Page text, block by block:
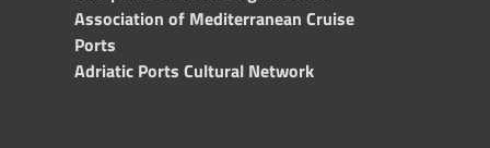
Association of Mediterranean Cruise
Ports
Adriatic Ports Cultural Network